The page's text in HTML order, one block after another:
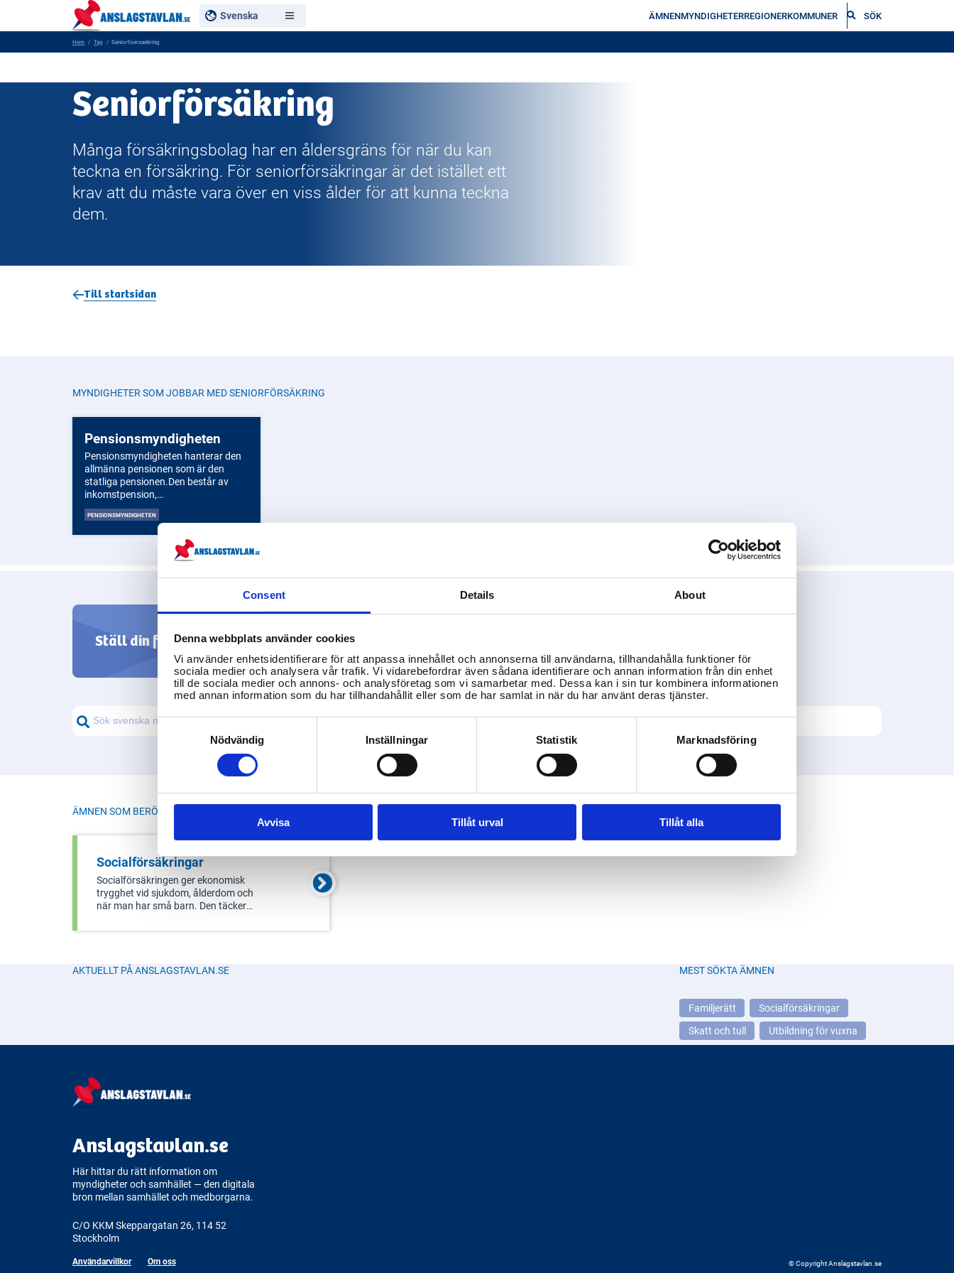
Consent Details About
Denna webbplats använder cookies
Vi använder enhetsidentifierare för att anpassa innehållet och annonserna till användarna, tillhandahålla funktioner för
sociala medier och analysera vår trafik. Vi vidarebefordrar även sådana identifierare och annan information från din enhet
till de sociala medier och annons- och analysföretag som vi samarbetar med. Dessa kan i sin tur kombinera informationen
med annan information som du har tillhandahållit eller som de har samlat in när du har använt deras tjänster.
Consent
Nödvändig Inställningar Statistik Marknadsföring
Avvisa Tillåt urval Tillåt alla
Svenska ÄMNENMYNDIGHETERREGIONERKOMMUNER SÖK
Hem Tag Seniorfoersaekring
Seniorförsäkring
Många försäkringsbolag har en åldersgräns för när du kan
teckna en försäkring. För seniorförsäkringar är det istället ett
krav att du måste vara över en viss ålder för att kunna teckna
dem.
Till startsidan
MYNDIGHETER SOM JOBBAR MEDSENIORFÖRSÄKRING
Pensionsmyndigheten
Pensionsmyndigheten hanterar den
allmänna pensionen som är den
statliga pensionen.Den består av
inkomstpension,
inkomstpensionstillägg,
premiepension och garantipension.
Alla som har arbetat eller bott i
Sverige får denna pension baserat på
sina skattepliktiga inkomster,
föräldrapenning. Dessutom kan
den avlidne tjänat in till allmän
pension.
PENSIONSMYNDIGHETEN
Ställ din fråga Hitta svar på din fråga
från svenska myndigheter!
ÄMNEN SOM BERÖR I
Socialförsäkringar
Socialförsäkringen ger ekonomisk
trygghet vid sjukdom, ålderdom och
när man har små barn. Den täcker
föräldraförsäkring och bidrag till
AKTUELLT PÅ ANSLAGSTAVLAN.SE MEST SÖKTA ÄMNEN
Familjerätt
Socialförsäkringar
Skatt och tull
Utbildning för vuxna
Anslagstavlan.se
Här hittar du rätt information om
myndigheter och samhället — den digitala
bron mellan samhället och medborgarna.
C/O KKM Skeppargatan 26, 114 52
Stockholm
Användarvillkor Om oss © Copyright Anslagstavlan.se